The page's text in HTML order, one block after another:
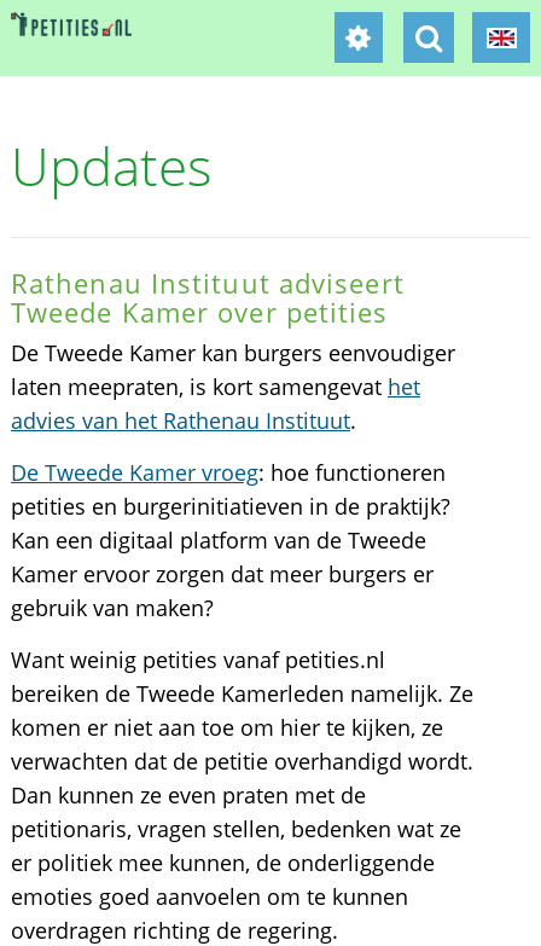
Updates
Rathenau Instituut adviseert
Tweede Kamer over petities
De Tweede Kamer kan burgers eenvoudiger
laten meepraten, is kort samengevat het
advies van het Rathenau Instituut.
De Tweede Kamer vroeg: hoe functioneren
petities en burgerinitiatieven in de praktijk?
Kan een digitaal platform van de Tweede
Kamer ervoor zorgen dat meer burgers er
gebruik van maken?
Want weinig petities vanaf petities.nl
bereiken de Tweede Kamerleden namelijk. Ze
komen er niet aan toe om hier te kijken, ze
verwachten dat de petitie overhandigd wordt.
Dan kunnen ze even praten met de
petitionaris, vragen stellen, bedenken wat ze
er politiek mee kunnen, de onderliggende
emoties goed aanvoelen om te kunnen
overdragen richting de regering.